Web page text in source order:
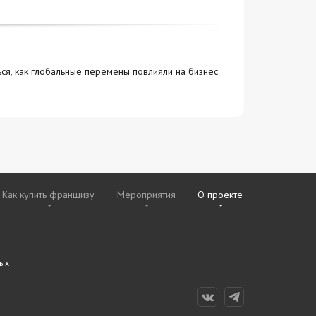
как глобальные перемены повлияли на бизнес
Как купить франшизу Мероприятия О проекте